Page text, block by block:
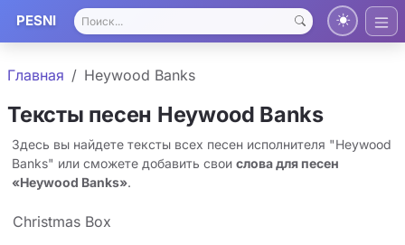
PESNI
Главная Heywood Banks
Тексты песен Heywood Banks
Здесь вы найдете тексты всех песен исполнителя "Heywood
Banks" или сможете добавить свои слова для песен
«Heywood Banks».
Christmas Box